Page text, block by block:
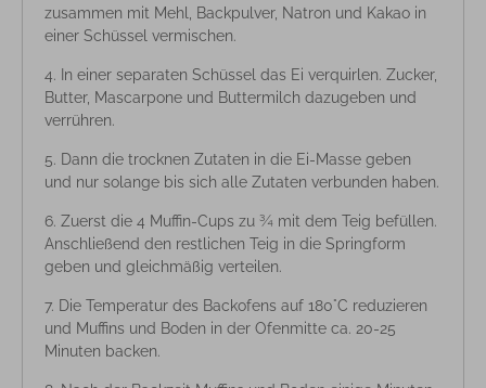
zusammen mit Mehl, Backpulver, Natron und Kakao in
einer Schüssel vermischen.
In einer separaten Schüssel das Ei verquirlen. Zucker,
Butter, Mascarpone und Buttermilch dazugeben und
verrühren.
Dann die trocknen Zutaten in die Ei-Masse geben
und nur solange bis sich alle Zutaten verbunden haben.
Zuerst die 4 Muffin-Cups zu ¾ mit dem Teig befüllen.
Anschließend den restlichen Teig in die Springform
geben und gleichmäßig verteilen.
Die Temperatur des Backofens auf 180°C reduzieren
und Muffins und Boden in der Ofenmitte ca. 20-25
Minuten backen.